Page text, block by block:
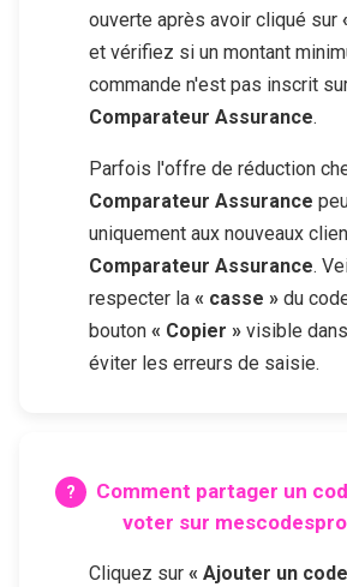
ouverte après avoir cliqué sur
et vérifiez si un montant
commande n'est pas inscrit
Comparateur Assurance.
Parfois l'offre de réduction
Comparateur Assurance
uniquement aux nouveaux
Comparateur Assurance.
respecter la « casse » du
bouton « Copier » visible
éviter les erreurs de saisie.
Comment partager un
voter sur
Cliquez sur « Ajouter un